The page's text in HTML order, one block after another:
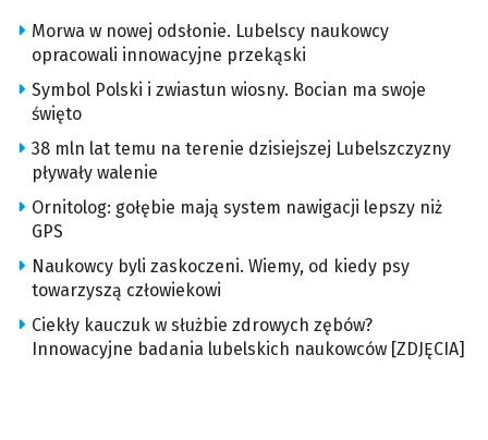
Morwa w nowej odsłonie. Lubelscy naukowcy
opracowali innowacyjne przekąski
Symbol Polski i zwiastun wiosny. Bocian ma swoje
święto
38 mln lat temu na terenie dzisiejszej Lubelszczyzny
pływały walenie
Ornitolog: gołębie mają system nawigacji lepszy niż
GPS
Naukowcy byli zaskoczeni. Wiemy, od kiedy psy
towarzyszą człowiekowi
Ciekły kauczuk w służbie zdrowych zębów?
Innowacyjne badania lubelskich naukowców [ZDJĘCIA]